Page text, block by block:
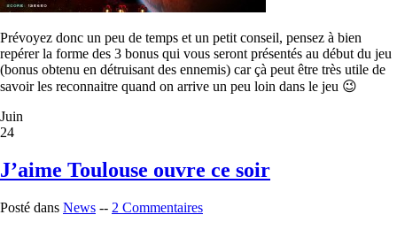
Prévoyez donc un peu de temps et un petit conseil, pensez à bien
repérer la forme des 3 bonus qui vous seront présentés au début du jeu
(bonus obtenu en détruisant des ennemis) car çà peut être très utile de
savoir les reconnaitre quand on arrive un peu loin dans le jeu 😉
Juin
24
J’aime Toulouse ouvre ce soir
Posté dans News -- 2 Commentaires